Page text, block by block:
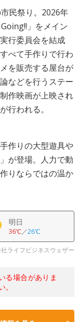
民祭り。2026年
」をメイン
行委員会を結成
べて手作りで行わ
を販売する屋台が
などを行うステー
作映画が上映され
行われる。
作りの大型遊具や
が登場。人力で動
りならではの温か
明日
36℃／26℃
ライフビジネスウェザー
る場合がありま